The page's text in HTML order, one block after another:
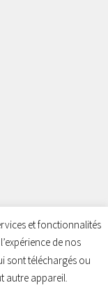
droits réservés.
et fonctionnalités
de nos
sont téléchargés ou
autre appareil.